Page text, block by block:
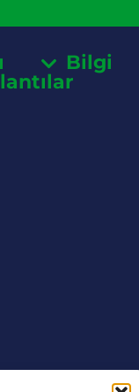
Bilgi